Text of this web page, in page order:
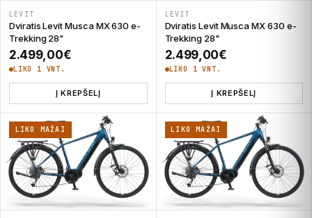
LEVIT
Dviratis Levit Musca MX 630 e-
Trekking 28"
2.499,00€
LIKO 1 VNT.
Į KREPŠELĮ
LEVIT
Dviratis Levit Musca MX 630 e-
Trekking 28"
2.499,00€
LIKO 1 VNT.
Į KREPŠELĮ
LIKO MAŽAI LIKO MAŽAI